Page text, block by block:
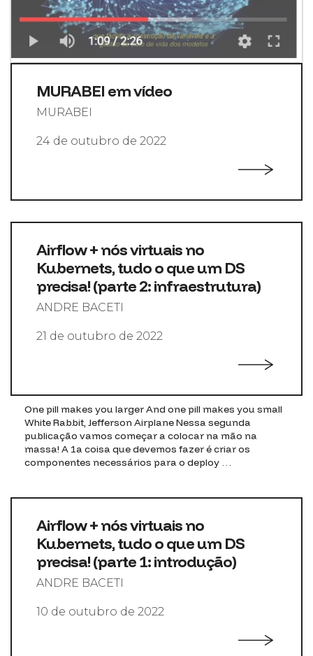
MURABEI em vídeo
MURABEI
24 de outubro de 2022
Airflow + nós virtuais no
Kubernets, tudo o que um DS
precisa! (parte 2: infraestrutura)
ANDRE BACETI
21 de outubro de 2022
One pill makes you larger And one pill makes you small
White Rabbit, Jefferson Airplane Nessa segunda
publicação vamos começar a colocar na mão na
massa! A 1a coisa que devemos fazer é criar os
componentes necessários para o deploy …
Airflow + nós virtuais no
Kubernets, tudo o que um DS
precisa! (parte 1: introdução)
ANDRE BACETI
10 de outubro de 2022